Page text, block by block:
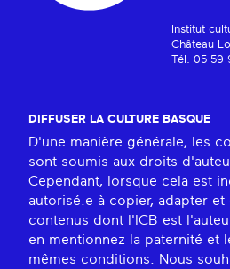
Institut
Château
Tél. 05 59
DIFFUSER LA CULTURE BASQUE
D'une manière générale, les
sont soumis aux droits
Cependant, lorsque cela est
autorisé.e à copier, adapter
contenus dont l'ICB est
en mentionnez la paternité et
mêmes conditions. Nous